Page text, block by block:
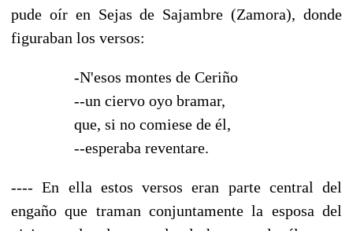
pude oír en Sejas de Sajambre (Zamora), donde
figuraban los versos:
-N'esos montes de Ceriño
--un ciervo oyo bramar,
que, si no comiese de él,
--esperaba reventare.
---- En ella estos versos eran parte central del
engaño que traman conjuntamente la esposa del